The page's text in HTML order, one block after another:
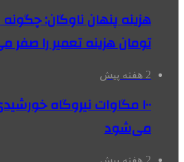
هزینه پنهان ناوگان:
تومان هزینه تعمیر را صفر
2 هفته پیش
۱۰۰ مگاوات نیروگاه‌
می‌شود
2 هفته پیش